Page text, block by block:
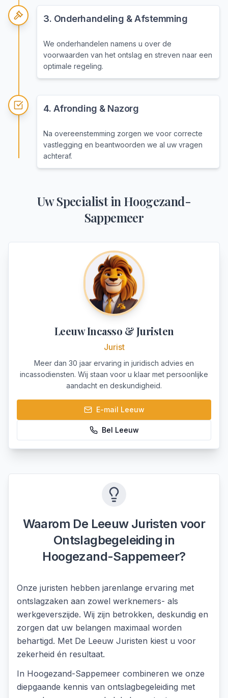
3. Onderhandeling & Afstemming
We onderhandelen namens u over de
voorwaarden van het ontslag en streven naar een
optimale regeling.
4. Afronding & Nazorg
Na overeenstemming zorgen we voor correcte
vastlegging en beantwoorden we al uw vragen
achteraf.
Uw Specialist in Hoogezand-
Sappemeer
Leeuw Incasso & Juristen
Jurist
Meer dan 30 jaar ervaring in juridisch advies en
incassodiensten. Wij staan voor u klaar met persoonlijke
aandacht en deskundigheid.
E-mail Leeuw
Bel Leeuw
Waarom De Leeuw Juristen voor
Ontslagbegeleiding in
Hoogezand-Sappemeer?
Onze juristen hebben jarenlange ervaring met
ontslagzaken aan zowel werknemers- als
werkgeverszijde. Wij zijn betrokken, deskundig en
zorgen dat uw belangen maximaal worden
behartigd. Met De Leeuw Juristen kiest u voor
zekerheid én resultaat.
In Hoogezand-Sappemeer combineren we onze
diepgaande kennis van ontslagbegeleiding met